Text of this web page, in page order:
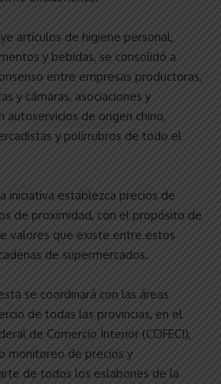
artículos de higiene personal,
y bebidas, se consolidó a
entre empresas productoras,
y cámaras, asociaciones y
autoservicios de origen chino,
y polirrubros de todo el
iniciativa establezca precios de
de proximidad, con el propósito de
valores que existe entre estos
de supermercados.
se coordinará con las áreas
de todas las provincias, en el
de Comercio Interior (COFECI),
monitoreo de precios y
de todos los eslabones de la